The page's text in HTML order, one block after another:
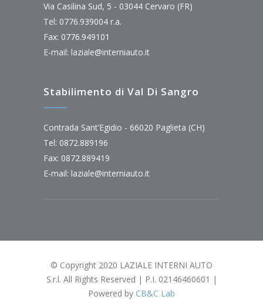
Via Casilina Sud, 5 - 03044 Cervaro (FR)
Tel: 0776.939004 r.a.
Fax: 0776.949101
E-mail: laziale@interniauto.it
Stabilimento di Val Di Sangro
Contrada Sant’Egidio - 66020 Paglieta (CH)
Tel: 0872.889196
Fax: 0872.889419
E-mail: laziale@interniauto.it
© Copyright 2020 LAZIALE INTERNI AUTO
S.r.l. All Rights Reserved | P.I. 02146460601 |
Powered by CB&C Lab